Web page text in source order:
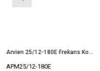
Arvien 25/12-180E Frekans Kontrollü Sirkülasyon Pompası
APM25/12-180E